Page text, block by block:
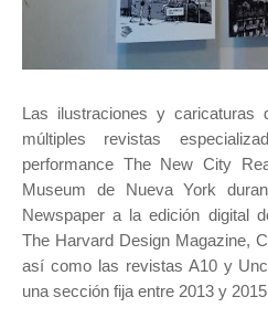
Las ilustraciones y caricaturas
múltiples revistas
performance The New City
Museum de Nueva York
Newspaper a la edición digital
The Harvard Design Magazine,
así como las revistas A10 y
una sección fija entre 2013 y